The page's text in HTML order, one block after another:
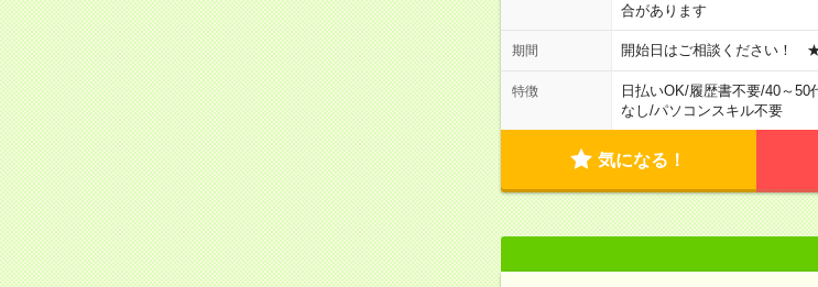
合があります
期間 開始日はご相談ください！
特徴 日払いOK/履歴書不要/40～50
なし/パソコンスキル不要
気になる！